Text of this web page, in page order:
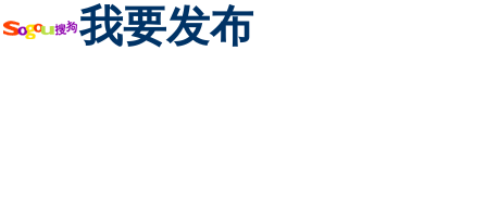
我要发布